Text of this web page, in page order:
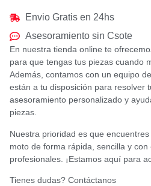
Envio Gratis en 24hs
Asesoramiento sin Csote
En nuestra tienda online te
para que tengas tus piezas cuando
Además, contamos con un equipo
están a tu disposición para resolver
asesoramiento personalizado y
piezas.
Nuestra prioridad es que
moto de forma rápida, sencilla y con
profesionales. ¡Estamos aquí para
Tienes dudas? Contáctanos